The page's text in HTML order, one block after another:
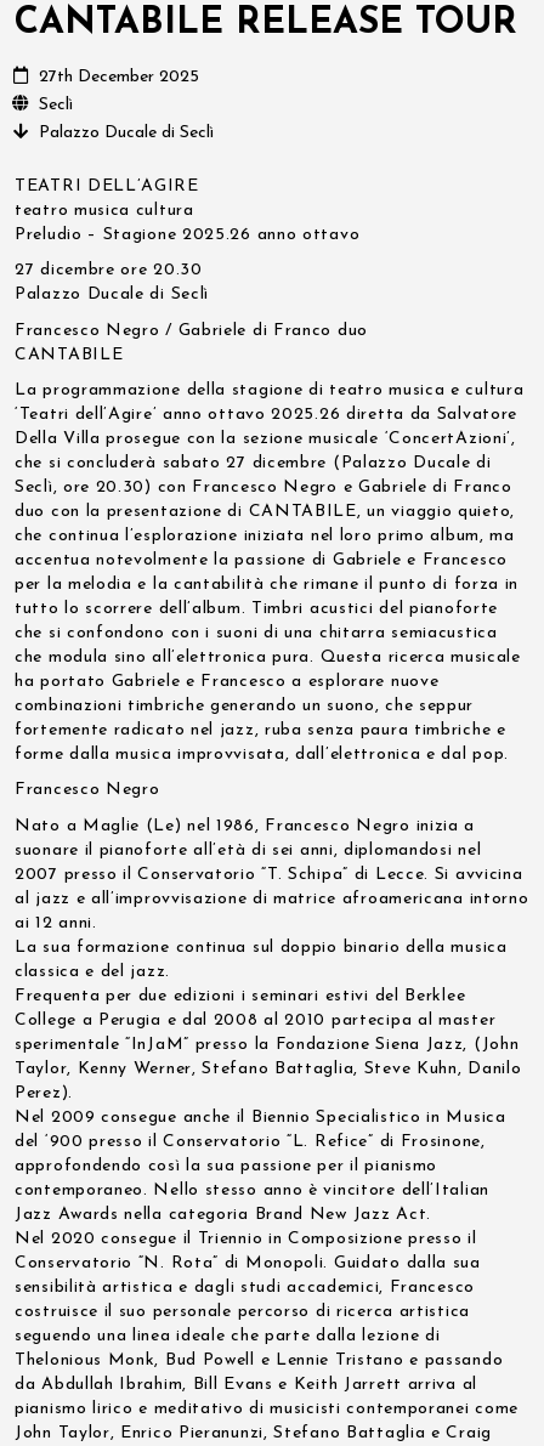
CANTABILE RELEASE TOUR
27th December 2025
Seclì
Palazzo Ducale di Seclì
TEATRI DELL’AGIRE
teatro musica cultura
Preludio – Stagione 2025.26 anno ottavo
27 dicembre ore 20.30
Palazzo Ducale di Seclì
Francesco Negro / Gabriele di Franco duo
CANTABILE
La programmazione della stagione di teatro musica e cultura
‘Teatri dell’Agire’ anno ottavo 2025.26 diretta da Salvatore
Della Villa prosegue con la sezione musicale ‘ConcertAzioni’,
che si concluderà sabato 27 dicembre (Palazzo Ducale di
Seclì, ore 20.30) con Francesco Negro e Gabriele di Franco
duo con la presentazione di CANTABILE, un viaggio quieto,
che continua l’esplorazione iniziata nel loro primo album, ma
accentua notevolmente la passione di Gabriele e Francesco
per la melodia e la cantabilità che rimane il punto di forza in
tutto lo scorrere dell’album. Timbri acustici del pianoforte
che si confondono con i suoni di una chitarra semiacustica
che modula sino all’elettronica pura. Questa ricerca musicale
ha portato Gabriele e Francesco a esplorare nuove
combinazioni timbriche generando un suono, che seppur
fortemente radicato nel jazz, ruba senza paura timbriche e
forme dalla musica improvvisata, dall’elettronica e dal pop.
Francesco Negro
Nato a Maglie (Le) nel 1986, Francesco Negro inizia a
suonare il pianoforte all’età di sei anni, diplomandosi nel
2007 presso il Conservatorio “T. Schipa” di Lecce. Si avvicina
al jazz e all’improvvisazione di matrice afroamericana intorno
ai 12 anni.
La sua formazione continua sul doppio binario della musica
classica e del jazz.
Frequenta per due edizioni i seminari estivi del Berklee
College a Perugia e dal 2008 al 2010 partecipa al master
sperimentale “InJaM” presso la Fondazione Siena Jazz, (John
Taylor, Kenny Werner, Stefano Battaglia, Steve Kuhn, Danilo
Perez).
Nel 2009 consegue anche il Biennio Specialistico in Musica
del ‘900 presso il Conservatorio “L. Refice” di Frosinone,
approfondendo così la sua passione per il pianismo
contemporaneo. Nello stesso anno è vincitore dell’Italian
Jazz Awards nella categoria Brand New Jazz Act.
Nel 2020 consegue il Triennio in Composizione presso il
Conservatorio “N. Rota” di Monopoli. Guidato dalla sua
sensibilità artistica e dagli studi accademici, Francesco
costruisce il suo personale percorso di ricerca artistica
seguendo una linea ideale che parte dalla lezione di
Thelonious Monk, Bud Powell e Lennie Tristano e passando
da Abdullah Ibrahim, Bill Evans e Keith Jarrett arriva al
pianismo lirico e meditativo di musicisti contemporanei come
John Taylor, Enrico Pieranunzi, Stefano Battaglia e Craig